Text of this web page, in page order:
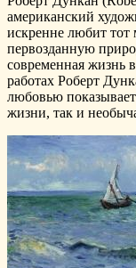
американский
искренне любит
первозданную
современная жизнь
работах Роберт
любовью
жизни, так и